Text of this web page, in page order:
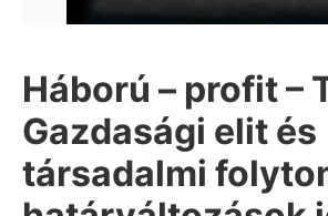
Háború – profit –
Gazdasági elit és
társadalmi